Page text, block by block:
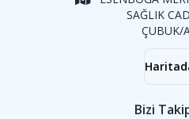
SAĞLIK
ÇUBUK/
Bizi